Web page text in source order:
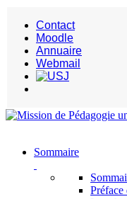
Contact
Moodle
Annuaire
Webmail
Sommaire
Préface